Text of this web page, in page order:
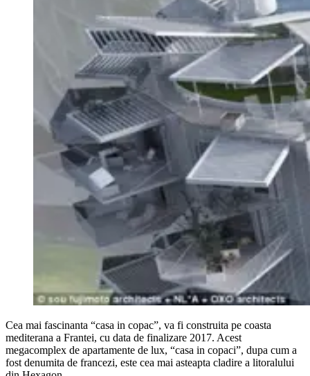
Cea mai fascinanta “casa in copac”, va fi construita pe coasta
mediterana a Frantei, cu data de finalizare 2017. Acest
megacomplex de apartamente de lux, “casa in copaci”, dupa cum a
fost denumita de francezi, este cea mai asteapta cladire a litoralului